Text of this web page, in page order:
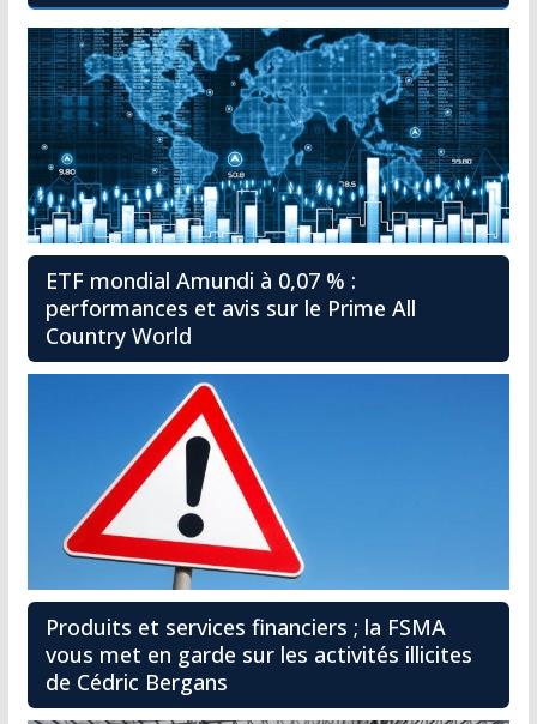
ETF mondial Amundi à 0,07 % :
performances et avis sur le Prime All
Country World
Produits et services financiers ; la FSMA
vous met en garde sur les activités illicites
de Cédric Bergans